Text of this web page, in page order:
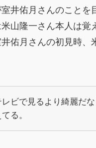
井佑月さんのことを
山隆一さん本人は覚
佑月さんの初見時、
レビで見るより綺麗だ
る。